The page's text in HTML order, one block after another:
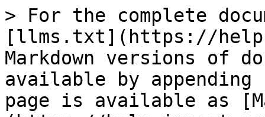
> For the complete
[llms.txt](https://
Markdown versions of
available by
page is available as